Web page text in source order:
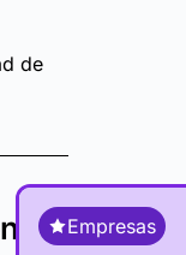
de
Empresas